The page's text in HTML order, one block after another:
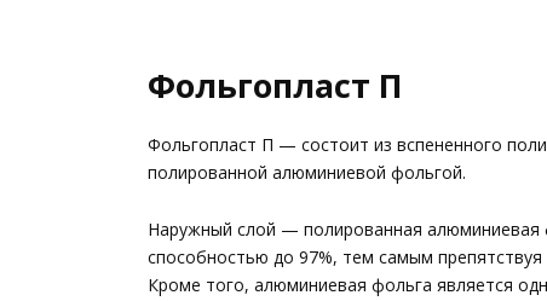
Фольгопласт П
Фольгопласт П — состоит из вспененного
полированной алюминиевой фольгой.
Наружный слой — полированная
способностью до 97%, тем самым
Кроме того, алюминиевая фольга является